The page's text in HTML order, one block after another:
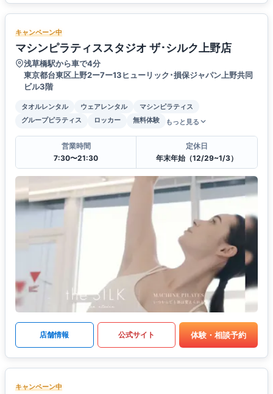
キャンペーン中
マシンピラティススタジオ ザ･シルク上野店
浅草橋駅から車で4分
東京都台東区上野2ー7ー13ヒューリック･損保ジャパン上野共同
ビル3階
タオルレンタル ウェアレンタル
マシンピラティス
グループピラティス
ロッカー 無料体験 もっと見る
営業時間
7:30〜21:30
定休日
年末年始（12/29~1/3）
店舗情報 公式サイト 体験・相談予約
キャンペーン中